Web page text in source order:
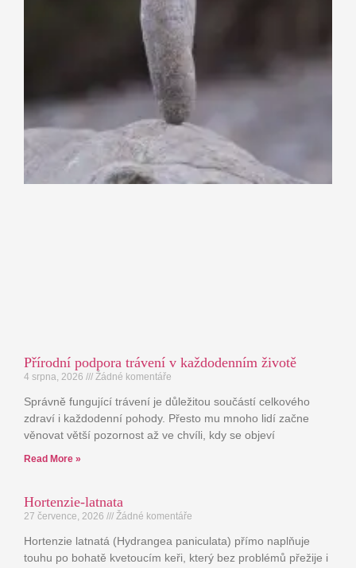
Přírodní podpora trávení v každodenním životě
4 srpna, 2026 Žádné komentáře
Správně fungující trávení je důležitou součástí celkového
zdraví i každodenní pohody. Přesto mu mnoho lidí začne
věnovat větší pozornost až ve chvíli, kdy se objeví
Read More »
Hortenzie-latnata
27 července, 2026 Žádné komentáře
Hortenzie latnatá (Hydrangea paniculata) přímo naplňuje
touhu po bohatě kvetoucím keři, který bez problémů přežije i